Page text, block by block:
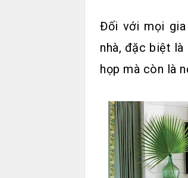
Đối với mọi gia
nhà, đặc biệt là
họp mà còn là